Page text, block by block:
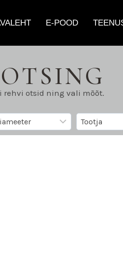
E-POOD
otsid ning vali mõõt.